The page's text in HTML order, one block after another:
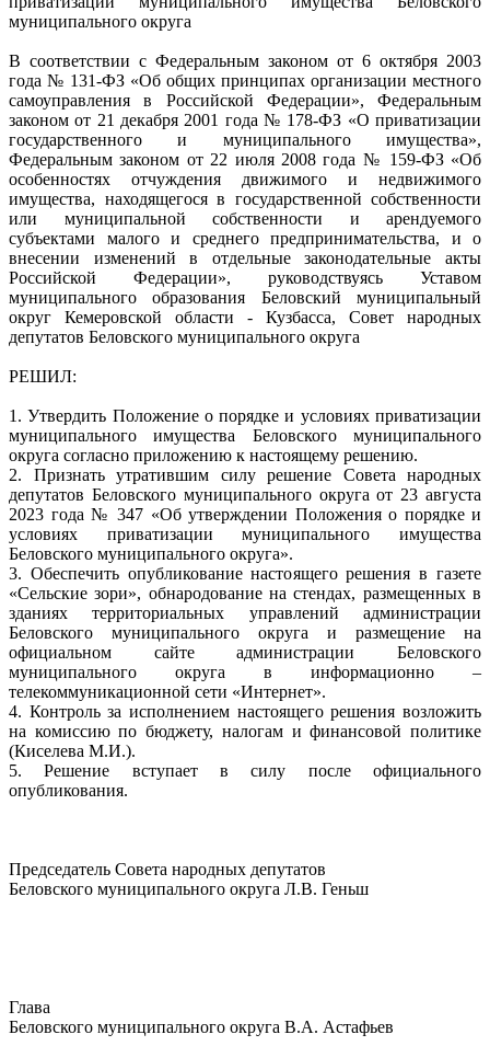
муниципального округа
В соответствии с Федеральным законом от 6 октября 2003
года № 131-ФЗ «Об общих принципах организации местного
самоуправления в Российской Федерации», Федеральным
законом от 21 декабря 2001 года № 178-ФЗ «О приватизации
государственного и муниципального имущества»,
Федеральным законом от 22 июля 2008 года № 159-ФЗ «Об
особенностях отчуждения движимого и недвижимого
имущества, находящегося в государственной собственности
или муниципальной собственности и арендуемого
субъектами малого и среднего предпринимательства, и о
внесении изменений в отдельные законодательные акты
Российской Федерации», руководствуясь Уставом
муниципального образования Беловский муниципальный
округ Кемеровской области - Кузбасса, Совет народных
депутатов Беловского муниципального округа
РЕШИЛ:
1. Утвердить Положение о порядке и условиях приватизации
муниципального имущества Беловского муниципального
округа согласно приложению к настоящему решению.
2. Признать утратившим силу решение Совета народных
депутатов Беловского муниципального округа от 23 августа
2023 года № 347 «Об утверждении Положения о порядке и
условиях приватизации муниципального имущества
Беловского муниципального округа».
3. Обеспечить опубликование настоящего решения в газете
«Сельские зори», обнародование на стендах, размещенных в
зданиях территориальных управлений администрации
Беловского муниципального округа и размещение на
официальном сайте администрации Беловского
муниципального округа в информационно –
телекоммуникационной сети «Интернет».
4. Контроль за исполнением настоящего решения возложить
на комиссию по бюджету, налогам и финансовой политике
(Киселева М.И.).
5. Решение вступает в силу после официального
опубликования.
Председатель Совета народных депутатов
Беловского муниципального округа Л.В. Геньш
Глава
Беловского муниципального округа В.А. Астафьев